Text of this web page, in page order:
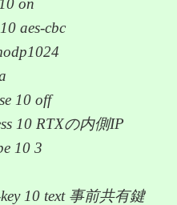
on
aes-cbc
10 off
10 RTXの内側IP
10 3
10 text 事前共有鍵